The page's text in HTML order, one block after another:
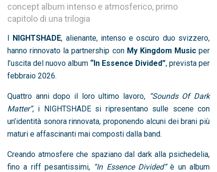
concept album intenso e atmosferico, primo
capitolo di una trilogia
I NIGHTSHADE, alienante, intenso e oscuro duo svizzero,
hanno rinnovato la partnership con My Kingdom Musicper
l’uscita del nuovo album “In Essence Divided”, prevista per
febbraio 2026.
Quattro anni dopo il loro ultimo lavoro, “Sounds Of Dark
Matter”, i NIGHTSHADE si ripresentano sulle scene con
un’identità sonora rinnovata, proponendo alcuni dei brani più
maturi e affascinanti mai composti dalla band.
Creando atmosfere che spaziano dal dark alla psichedelia,
fino a riff pesantissimi, “In Essence Divided”è un album